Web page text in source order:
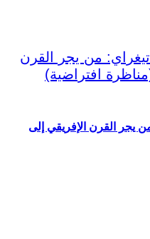
من يجر القرن الإفريقي إلى